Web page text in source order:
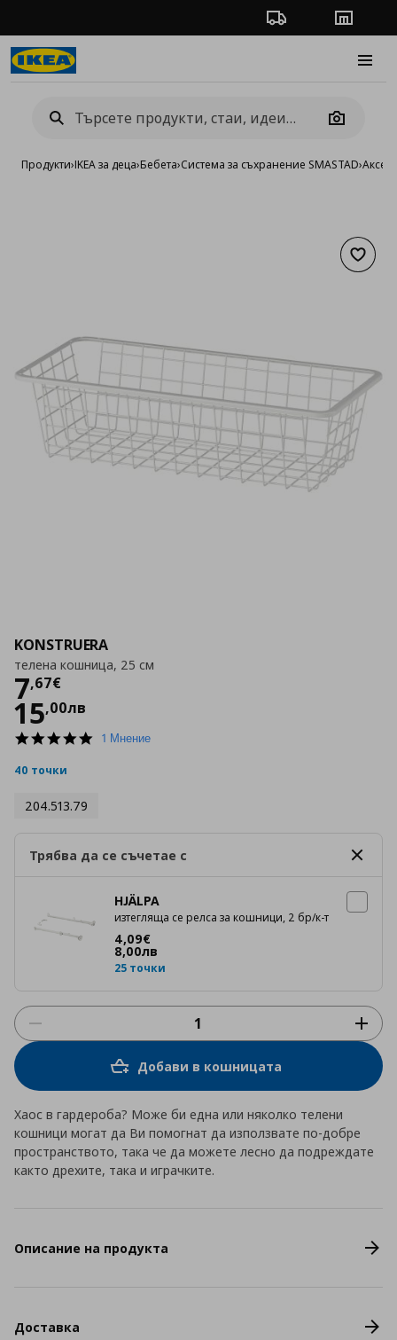
Проследяване на
Camera
Продукти›IKEA за деца›Бебета›Система за съхранение SMASTAD›
KONSTRUERA
телена кошница, 25 см
7,67€
Цена
15,00лв
5.01 Мнение
40 точки
204.513.79
Трябва да се съчетае с
HJÄLPA
изтегляща се релса за кошници, 2 бр/к-т
4,09€
Цена
8,00лв
25 точки
Добави в кошницата
Хаос в гардероба? Може би една или няколко телени
кошници могат да Ви помогнат да използвате по-добре
пространството, така че да можете лесно да подреждате
както дрехите, така и играчките.
Описание на продукта
Доставка